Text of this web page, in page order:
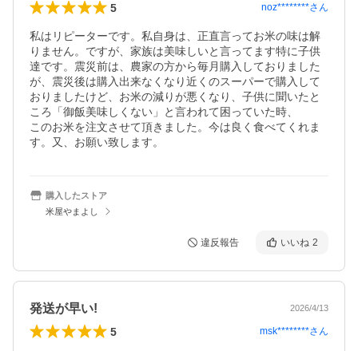
5 noz********さん
私はリピーターです。私自身は、正直言ってお米の味は解
りません。ですが、家族は美味しいと言ってます特に子供
達です。震災前は、農家の方から毎月購入しておりました
が、震災後は購入出来なくなり近くのスーパーで購入して
おりましたけど、お米の減りが悪くなり、子供に聞いたと
ころ「御飯美味しくない」と言われて困っていた時、
このお米を注文させて頂きました。今は良く食べてくれま
す。又、お願い致します。
購入したストア
米屋やまよし
違反報告 いいね 2
発送が早い! 2026/4/13
5 msk********さん